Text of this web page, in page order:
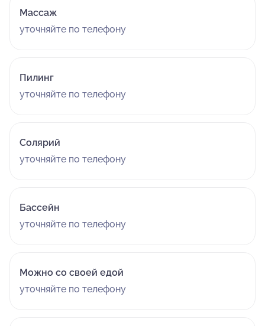
Массаж
уточняйте по телефону
Пилинг
уточняйте по телефону
Солярий
уточняйте по телефону
Бассейн
уточняйте по телефону
Можно со своей едой
уточняйте по телефону